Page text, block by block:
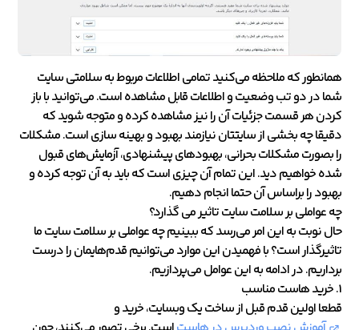
همانطور که ملاحظه می‌کنید تمامی اطلاعات مربوط به سلامتی سایت
شما در دو تب وضعیت و اطلاعات قابل مشاهده است. می‌توانید با باز
کردن هر قسمت جزئیات آن را نیز مشاهده کرده و متوجه شوید که
دقیقا چه بخشی از سایتتان نیازمند بهبود و بهینه سازی است. مشکلات
را بصورت مشکلات بحرانی، بهبودهای پیشنهادی، آزمایش‌های قبول
شده خواهیم دید. این تمام آن چیزی است که باید به آن توجه کرده و
بهبود را براساس آن حتما انجام دهیم.
چه عواملی بر سلامت سایت تاثیر می‌ گذارد؟
حال نوبت به این امر می‌رسد که ببینیم چه عواملی بر سلامت سایت ما
تاثیرگذار است؟ با فهمیدن این موارد می‌توانیم قدم‌هایمان را درست
برداریم. در ادامه به این عوامل می‌پردازیم.
1. خرید هاست مناسب
قطعا اولین قدم قبل از ساخت یک وبسایت، خرید و